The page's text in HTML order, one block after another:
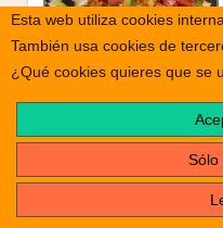
Esta web utiliza cookies
También usa cookies de
¿Qué cookies quieres que se
Sólo